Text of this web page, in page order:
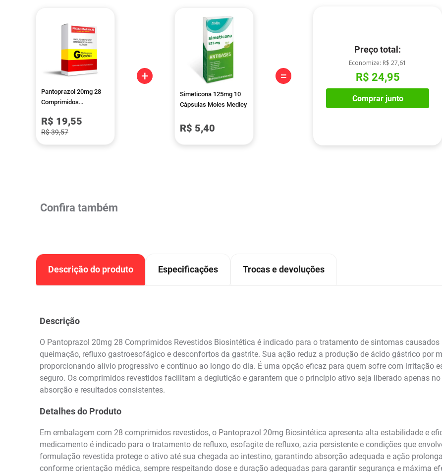
Pantoprazol 20mg 28
Comprimidos
R$ 19,55
R$ 39,57
+
Simeticona 125mg 10
Cápsulas Moles Medley
R$ 5,40
=
Preço total:
Economize: R$ 27,61
R$ 24,95
Comprar junto
Confira também
Descrição do produto Especificações Trocas e devoluções
Descrição
O Pantoprazol 20mg 28 Comprimidos Revestidos Biosintética é indicado para o tratamento de sintomas
queimação, refluxo gastroesofágico e desconfortos da gastrite. Sua ação reduz a produção de ácido gástrico por
proporcionando alívio progressivo e contínuo ao longo do dia. É uma opção eficaz para quem sofre com irritação
seguro. Os comprimidos revestidos facilitam a deglutição e garantem que o princípio ativo seja liberado apenas
absorção e resultados consistentes.
Detalhes do Produto
Em embalagem com 28 comprimidos revestidos, o Pantoprazol 20mg Biosintética apresenta alta estabilidade e
medicamento é indicado para o tratamento de refluxo, esofagite de refluxo, azia persistente e condições que
formulação revestida protege o ativo até sua chegada ao intestino, garantindo absorção adequada e ação
conforme orientação médica, sempre respeitando dose e duração adequadas para garantir segurança e máxima